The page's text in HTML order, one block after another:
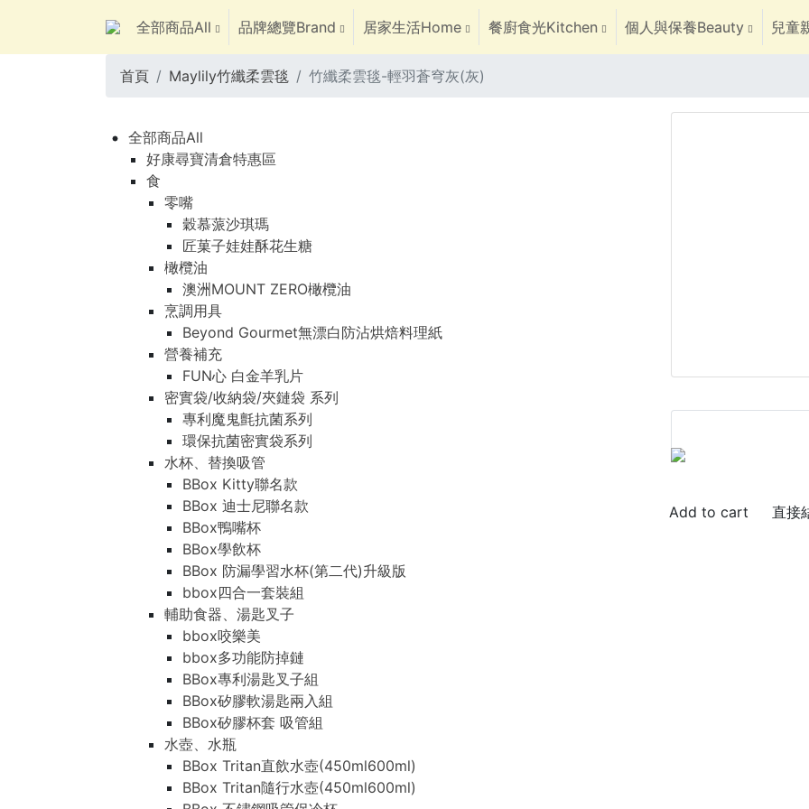
全部商品All 品牌總覽Brand 居家生活Home 餐廚食光Kitchen 個人與保養Beauty 兒童
首頁 Maylily竹纖柔雲毯 竹纖柔雲毯-輕羽蒼穹灰(灰)
全部商品All
好康尋寶清倉特惠區
食
零嘴
穀慕蒎沙琪瑪
匠菓子娃娃酥花生糖
橄欖油
澳洲MOUNT ZERO橄欖油
烹調用具
Beyond Gourmet無漂白防沾烘焙料理紙
營養補充
FUN心 白金羊乳片
密實袋/收納袋/夾鏈袋 系列
專利魔鬼氈抗菌系列
環保抗菌密實袋系列
水杯、替換吸管
BBox Kitty聯名款
BBox 迪士尼聯名款
BBox鴨嘴杯
BBox學飲杯
BBox 防漏學習水杯(第二代)升級版
bbox四合一套裝組
輔助食器、湯匙叉子
bbox咬樂美
bbox多功能防掉鏈
BBox專利湯匙叉子組
BBox矽膠軟湯匙兩入組
BBox矽膠杯套 吸管組
水壺、水瓶
BBox Tritan直飲水壺(450ml600ml)
BBox Tritan隨行水壺(450ml600ml)
直接